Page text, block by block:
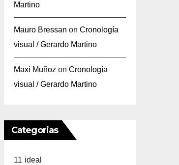
Martino
Mauro Bressan on Cronología
visual / Gerardo Martino
Maxi Muñoz on Cronología
visual / Gerardo Martino
Categorias
11 ideal